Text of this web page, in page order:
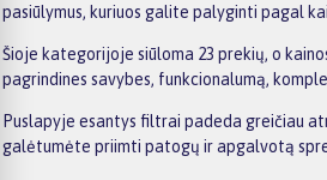
pasiūlymus, kuriuos galite palyginti pagal
Šioje kategorijoje siūloma 23 prekių, o
pagrindines savybes, funkcionalumą,
Puslapyje esantys filtrai padeda greičiau
galėtumėte priimti patogų ir apgalvotą